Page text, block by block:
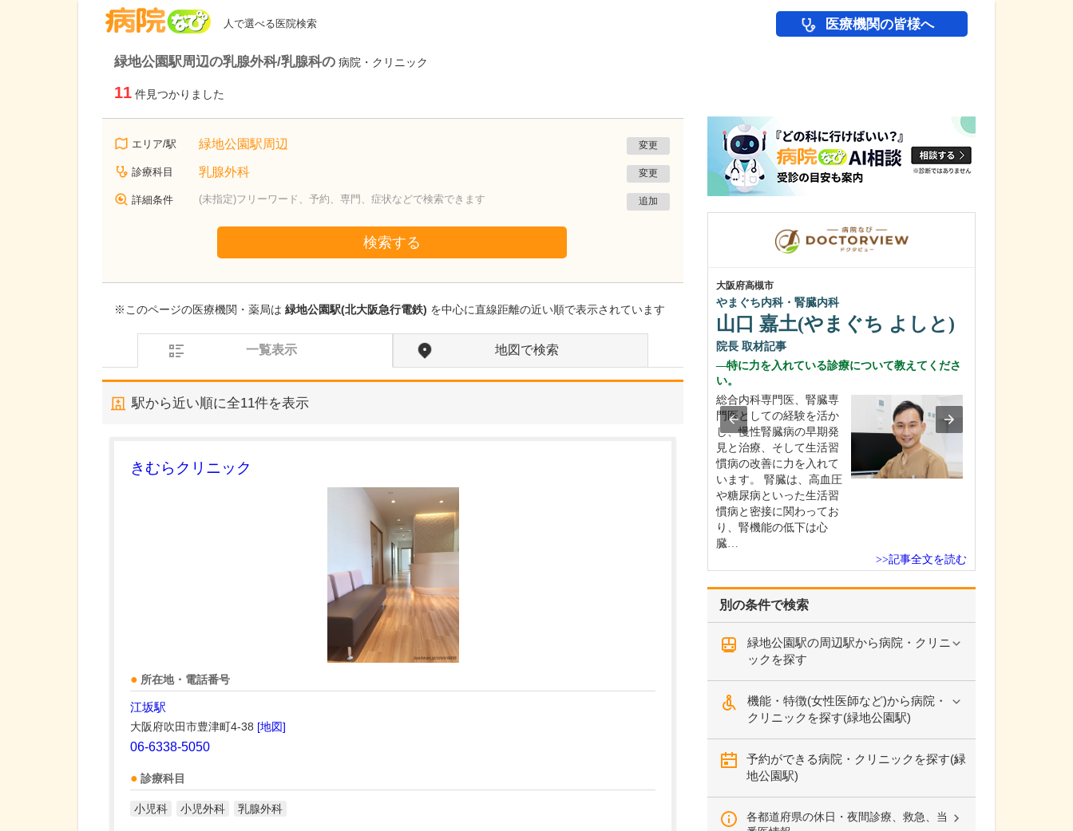
人で選べる医院検索 医療機関の皆様へ
緑地公園駅周辺の乳腺外科/乳腺科の 病院・クリニック
11 件見つかりました
エリア/駅 緑地公園駅周辺 変更
診療科目 乳腺外科 変更
詳細条件 (未指定)フリーワード、予約、専門、症状などで検索できます 追加
検索する
※このページの医療機関・薬局は 緑地公園駅(北大阪急行電鉄) を中心に直線距離の近い順で表示されています
一覧表示 地図で検索
駅から近い順に全11件を表示
きむらクリニック
所在地・電話番号
江坂駅
大阪府吹田市豊津町4-38 [地図]
06-6338-5050
診療科目
小児科 小児外科 乳腺外科
別の条件で検索
緑地公園駅の周辺駅から病院・クリニ
ックを探す
機能・特徴(女性医師など)から病院・
クリニックを探す(緑地公園駅)
予約ができる病院・クリニックを探す(緑
地公園駅)
各都道府県の休日・夜間診療、救急、当
大阪府高槻市
あや乳腺外科クリニック
貴院の診療内容と、検査の一般的な流れについ
当院は乳腺外科の女性専
査・診察は女性医師と女
す。例えば…
大阪府高槻市
やまぐち内科・腎臓内科
山口 嘉土(やまぐち よしと)
院長 取材記事
特に力を入れている診療について教えてくださ
い。
総合内科専門医、腎臓専
門医としての経験を活か
し、慢性腎臓病の早期発
見と治療、そして生活習
慣病の改善に力を入れて
います。 腎臓は、高血圧
や糖尿病といった生活習
慣病と密接に関わってお
り、腎機能の低下は心
臓…
>>記事全文を読む